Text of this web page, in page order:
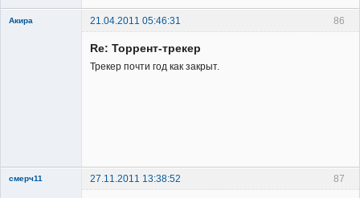
86
Акира 21.04.2011 05:46:31
Re: Торрент-трекер
Трекер почти год как закрыт.
87
смерч11
27.11.2011 13:38:52